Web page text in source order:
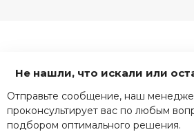
Не нашли, что искали или
Отправьте сообщение, наш
проконсультирует вас по любым
подбором оптимального решения.